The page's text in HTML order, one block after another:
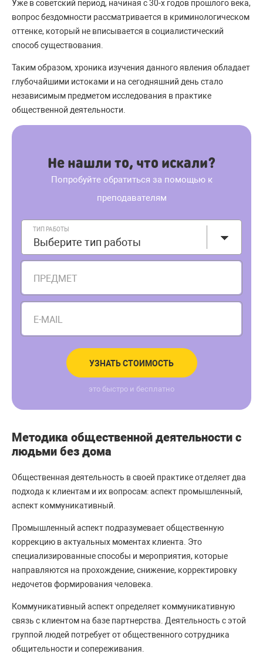
Уже в советский период, начиная с 30-х годов прошлого века,
вопрос бездомности рассматривается в криминологическом
оттенке, который не вписывается в социалистический
способ существования.
Таким образом, хроника изучения данного явления обладает
глубочайшими истоками и на сегодняшний день стало
независимым предметом исследования в практике
общественной деятельности.
Не нашли то, что искали?
Попробуйте обратиться за помощью к
преподавателям
ТИП РАБОТЫ
Выберите тип работы
ПРЕДМЕТ
E-MAIL
УЗНАТЬ СТОИМОСТЬ
это быстро и бесплатно
Методика общественной деятельности с
людьми без дома
Общественная деятельность в своей практике отделяет два
подхода к клиентам и их вопросам: аспект промышленный,
аспект коммуникативный.
Промышленный аспект подразумевает общественную
коррекцию в актуальных моментах клиента. Это
специализированные способы и мероприятия, которые
направляются на прохождение, снижение, корректировку
недочетов формирования человека.
Коммуникативный аспект определяет коммуникативную
связь с клиентом на базе партнерства. Деятельность с этой
группой людей потребует от общественного сотрудника
общительности и сопереживания.